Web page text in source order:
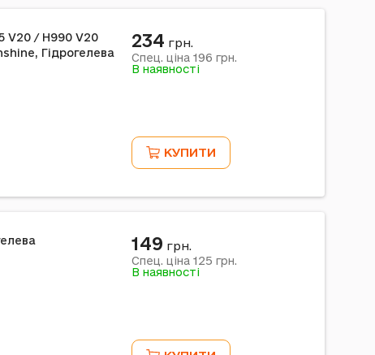
V20 / H990 V20
Гідрогелева
234 грн.
Спец. ціна 196 грн.
В наявності
КУПИТИ
149 грн.
Спец. ціна 125 грн.
В наявності